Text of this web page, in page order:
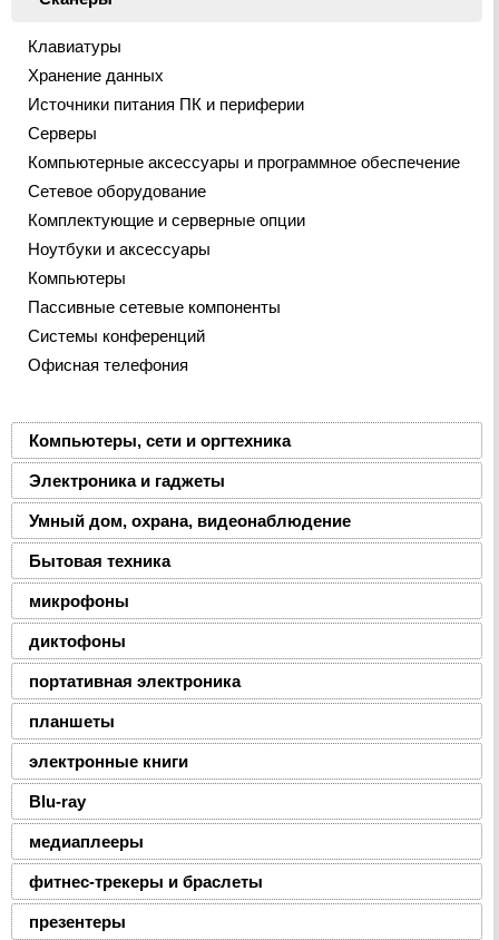
Клавиатуры
Хранение данных
Источники питания ПК и периферии
Серверы
Компьютерные аксессуары и программное обеспечение
Сетевое оборудование
Комплектующие и серверные опции
Ноутбуки и аксессуары
Компьютеры
Пассивные сетевые компоненты
Системы конференций
Офисная телефония
Компьютеры, сети и оргтехника
Электроника и гаджеты
Умный дом, охрана, видеонаблюдение
Бытовая техника
микрофоны
диктофоны
портативная электроника
планшеты
электронные книги
Blu-ray
медиаплееры
фитнес-трекеры и браслеты
презентеры